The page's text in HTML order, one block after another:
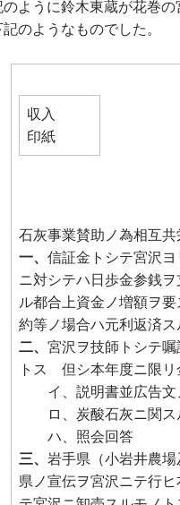
ように鈴木東蔵が花巻の
のようなものでした。
収入
印紙
石灰事業賛助ノ為相互
一、信証金トシテ宮沢
ニ対シテハ日歩金参銭
ル都合上資金ノ増額ヲ
約等ノ場合ハ元利返済ス
二、宮沢ヲ技師トシテ
トス 但シ本年度ニ限リ
イ、説明書並広告文
ロ、炭酸石灰ニ関ス
ハ、照会回答
三、岩手県（小岩井農
県ノ宣伝ヲ宮沢ニテ行